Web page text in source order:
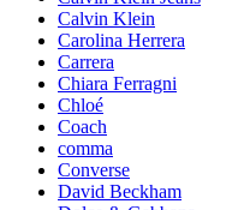
Calvin Klein
Carolina Herrera
Carrera
Chiara Ferragni
Chloé
Coach
comma
Converse
David Beckham